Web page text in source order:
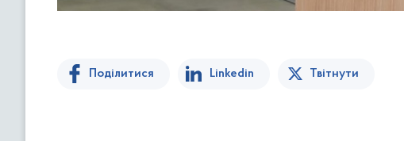
Поділитися Linkedin Твітнути